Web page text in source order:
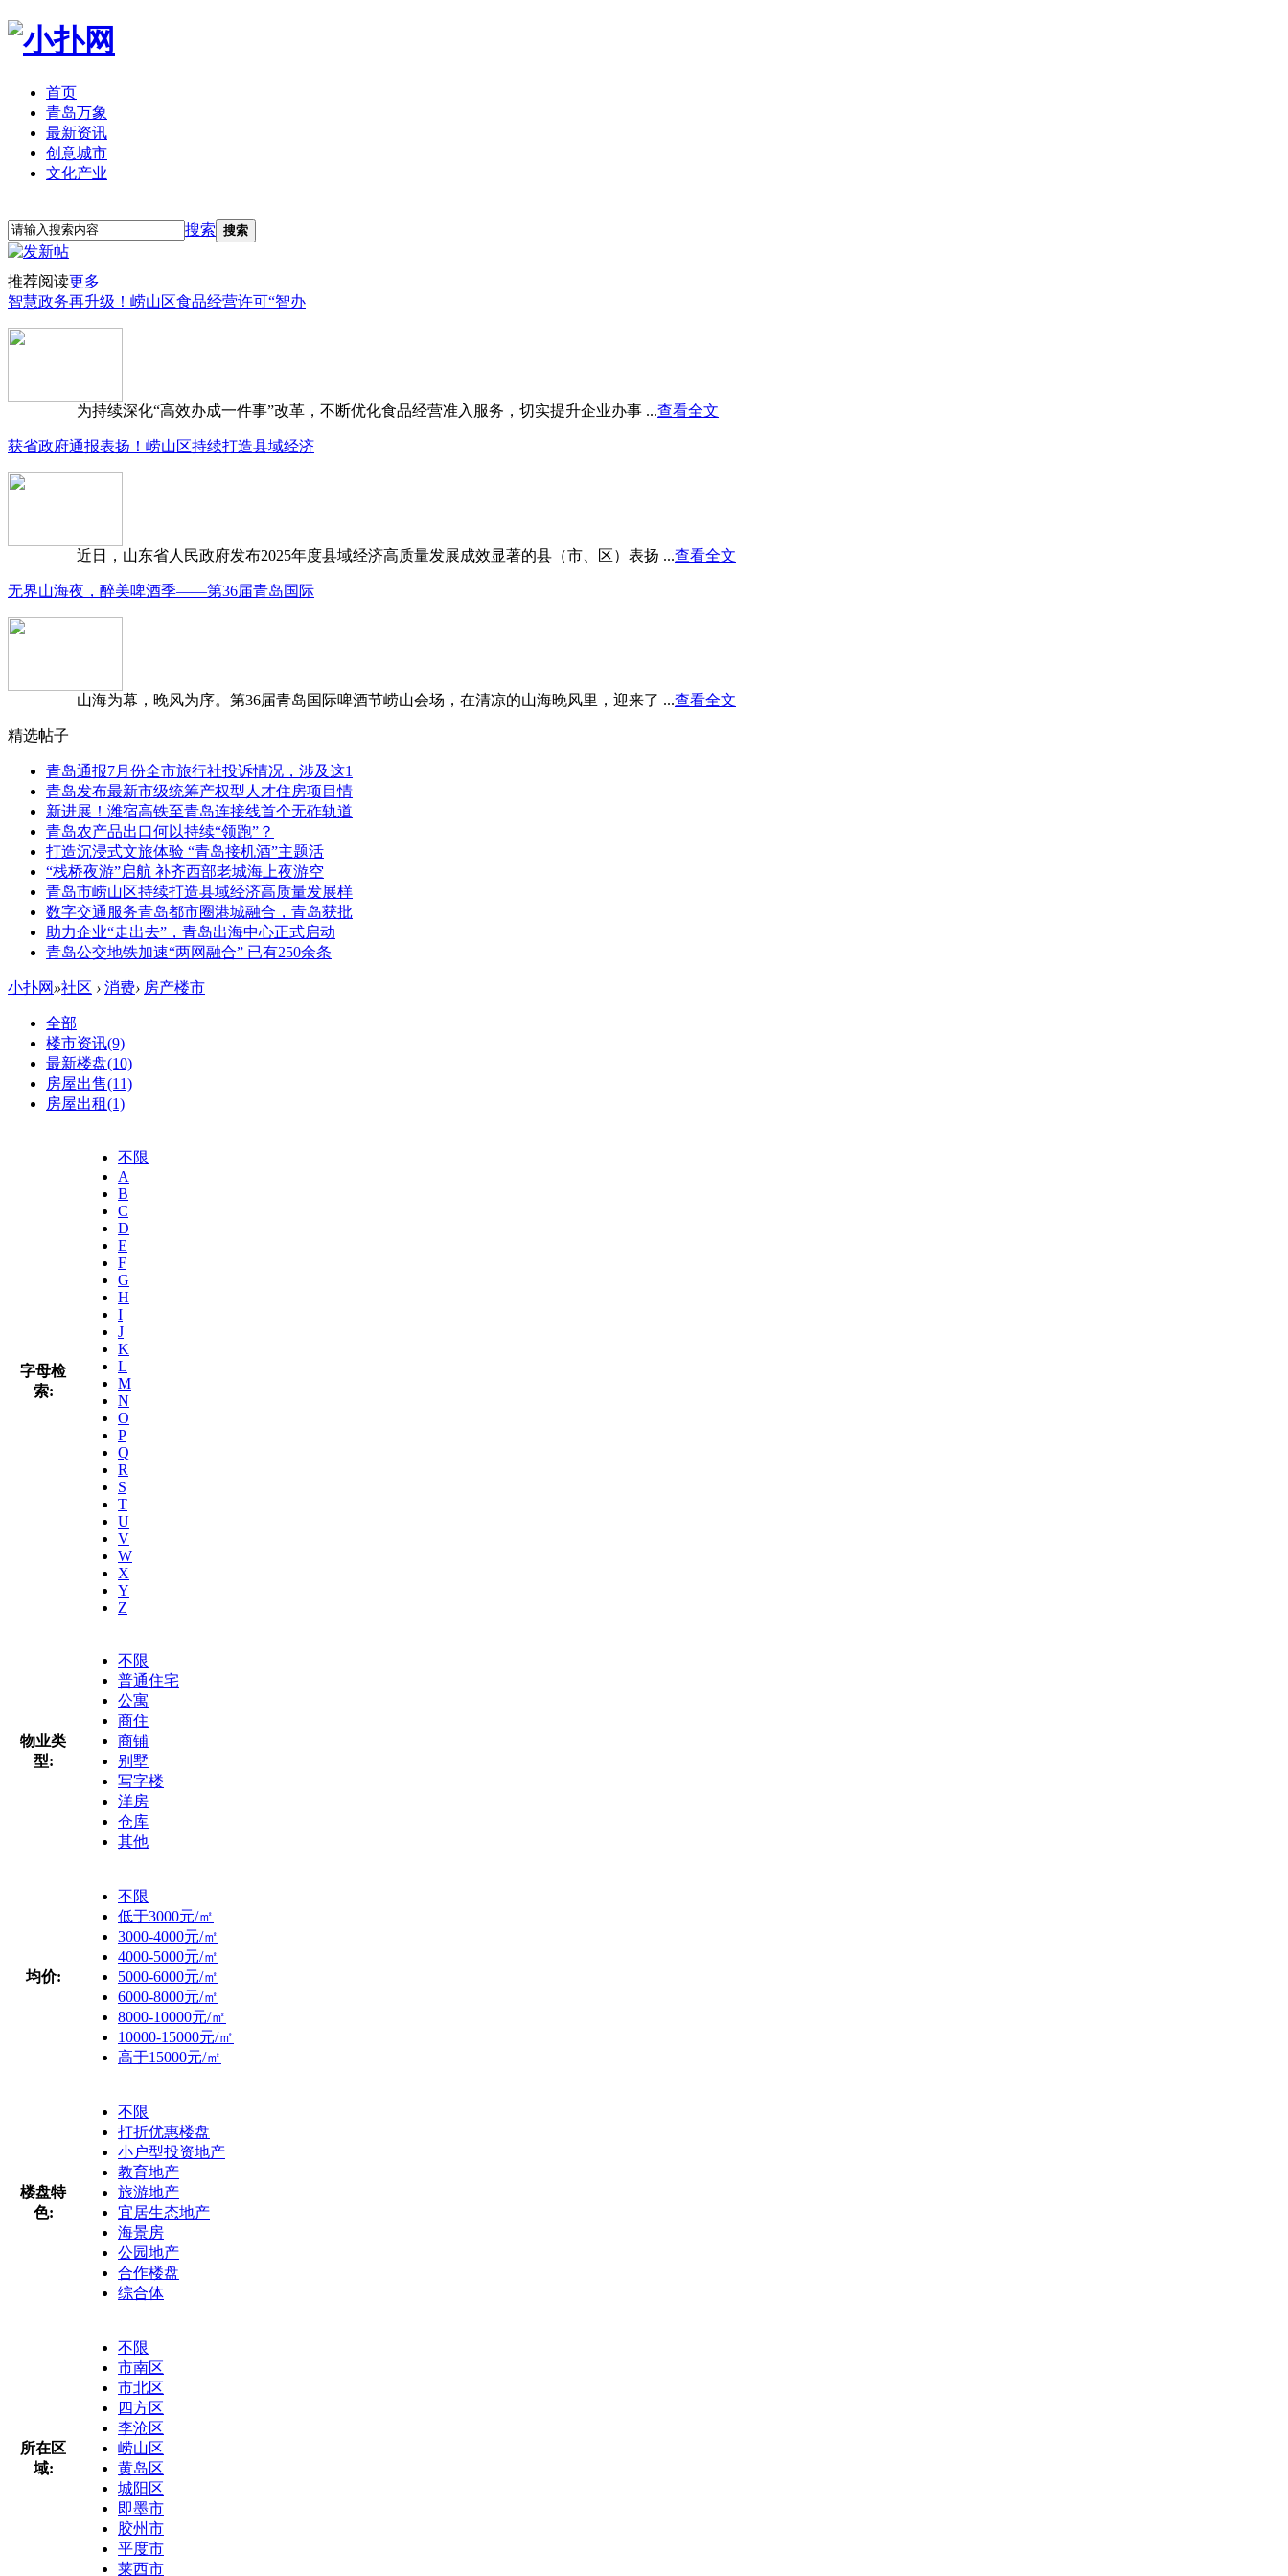
首页
青岛万象
最新资讯
创意城市
文化产业
搜索 搜索
推荐阅读更多
智慧政务再升级！崂山区食品经营许可“智办
为持续深化“高效办成一件事”改革，不断优化食品经营准入服务，切实提升企业办事 ...查看全文
获省政府通报表扬！崂山区持续打造县域经济
近日，山东省人民政府发布2025年度县域经济高质量发展成效显著的县（市、区）表扬 ...查看全文
无界山海夜，醉美啤酒季——第36届青岛国际
山海为幕，晚风为序。第36届青岛国际啤酒节崂山会场，在清凉的山海晚风里，迎来了 ...查看全文
精选帖子
青岛通报7月份全市旅行社投诉情况，涉及这1
青岛发布最新市级统筹产权型人才住房项目情
新进展！潍宿高铁至青岛连接线首个无砟轨道
青岛农产品出口何以持续“领跑”？
打造沉浸式文旅体验 “青岛接机酒”主题活
“栈桥夜游”启航 补齐西部老城海上夜游空
青岛市崂山区持续打造县域经济高质量发展样
数字交通服务青岛都市圈港城融合，青岛获批
助力企业“走出去”，青岛出海中心正式启动
青岛公交地铁加速“两网融合” 已有250余条
小扑网 »社区 › 消费› 房产楼市
全部
楼市资讯(9)
最新楼盘(10)
房屋出售(11)
房屋出租(1)
字母检
索:
不限
A
B
C
D
E
F
G
H
I
J
K
L
M
N
O
P
Q
R
S
T
U
V
W
X
Y
Z
物业类
型:
不限
普通住宅
公寓
商住
商铺
别墅
写字楼
洋房
仓库
其他
均价:
不限
低于3000元/㎡
3000-4000元/㎡
4000-5000元/㎡
5000-6000元/㎡
6000-8000元/㎡
8000-10000元/㎡
10000-15000元/㎡
高于15000元/㎡
楼盘特
色:
不限
打折优惠楼盘
小户型投资地产
教育地产
旅游地产
宜居生态地产
海景房
公园地产
合作楼盘
综合体
所在区
域:
不限
市南区
市北区
四方区
李沧区
崂山区
黄岛区
城阳区
即墨市
胶州市
平度市
莱西市